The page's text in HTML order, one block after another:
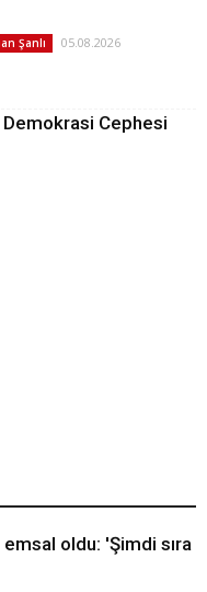
Şanlı 05.08.2026
Cephesi
emsal oldu: 'Şimdi sıra